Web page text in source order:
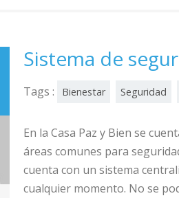
Sistema de
Tags : Bienestar Seguridad
En la Casa Paz y Bien se
áreas comunes para
cuenta con un sistema
cualquier momento. No se